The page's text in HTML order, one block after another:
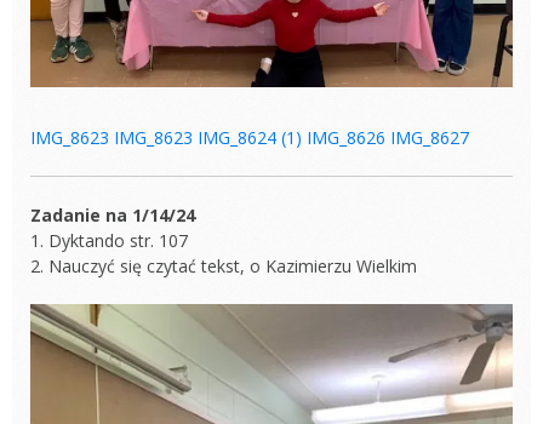
IMG_8623 IMG_8623 IMG_8624 (1) IMG_8626 IMG_8627
Zadanie na 1/14/24
1. Dyktando str. 107
2. Nauczyć się czytać tekst, o Kazimierzu Wielkim